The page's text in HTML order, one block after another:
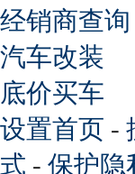
经销商查询
汽车改装
底价买车
设置首页 -
式 - 保护隐